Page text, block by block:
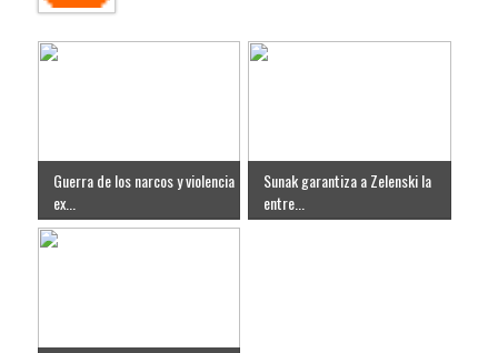
Guerra de los narcos y violencia
ex...
Sunak garantiza a Zelenski la
entre...